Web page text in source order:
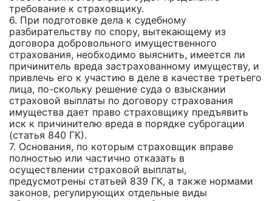
требование к страховщику.
6. При подготовке дела к судебному
разбирательству по спору, вытекающему из
договора добровольного имущественного
страхования, необходимо выяснить, имеется ли
причинитель вреда застрахованному имуществу, и
привлечь его к участию в деле в качестве третьего
лица, по-скольку решение суда о взыскании
страховой выплаты по договору страхования
имущества дает право страховщику предъявить
иск к причинителю вреда в порядке суброгации
(статья 840 ГК).
7. Основания, по которым страховщик вправе
полностью или частично отказать в
осуществлении страховой выплаты,
предусмотрены статьей 839 ГК, а также нормами
законов, регулирующих отдельные виды